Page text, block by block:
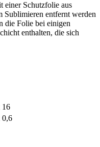
einer Schutzfolie aus
Sublimieren entfernt werden
die Folie bei einigen
enthalten, die sich
16
0,6